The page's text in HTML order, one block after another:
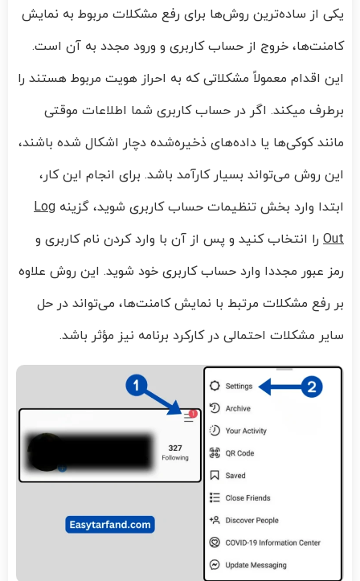
یکی از ساده‌ترین روش‌ها برای رفع مشکلات مربوط به نمایش
کامنت‌ها، خروج از حساب کاربری و ورود مجدد به آن است.
این اقدام معمولاً مشکلاتی که به احراز هویت مربوط هستند را
برطرف میکند. اگر در حساب کاربری شما اطلاعات موقتی
مانند کوکی‌ها یا داده‌های ذخیره‌شده دچار اشکال شده باشند،
این روش می‌تواند بسیار کارآمد باشد. برای انجام این کار،
ابتدا وارد بخش تنظیمات حساب کاربری شوید، گزینه Log
Out را انتخاب کنید و پس از آن با وارد کردن نام کاربری و
رمز عبور مجددا وارد حساب کاربری خود شوید. این روش علاوه
بر رفع مشکلات مرتبط با نمایش کامنت‌ها، می‌تواند در حل
سایر مشکلات احتمالی در کارکرد برنامه نیز مؤثر باشد.